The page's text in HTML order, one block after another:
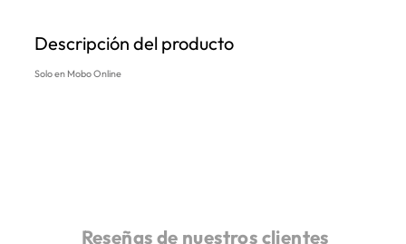
Descripción del producto
Solo en Mobo Online